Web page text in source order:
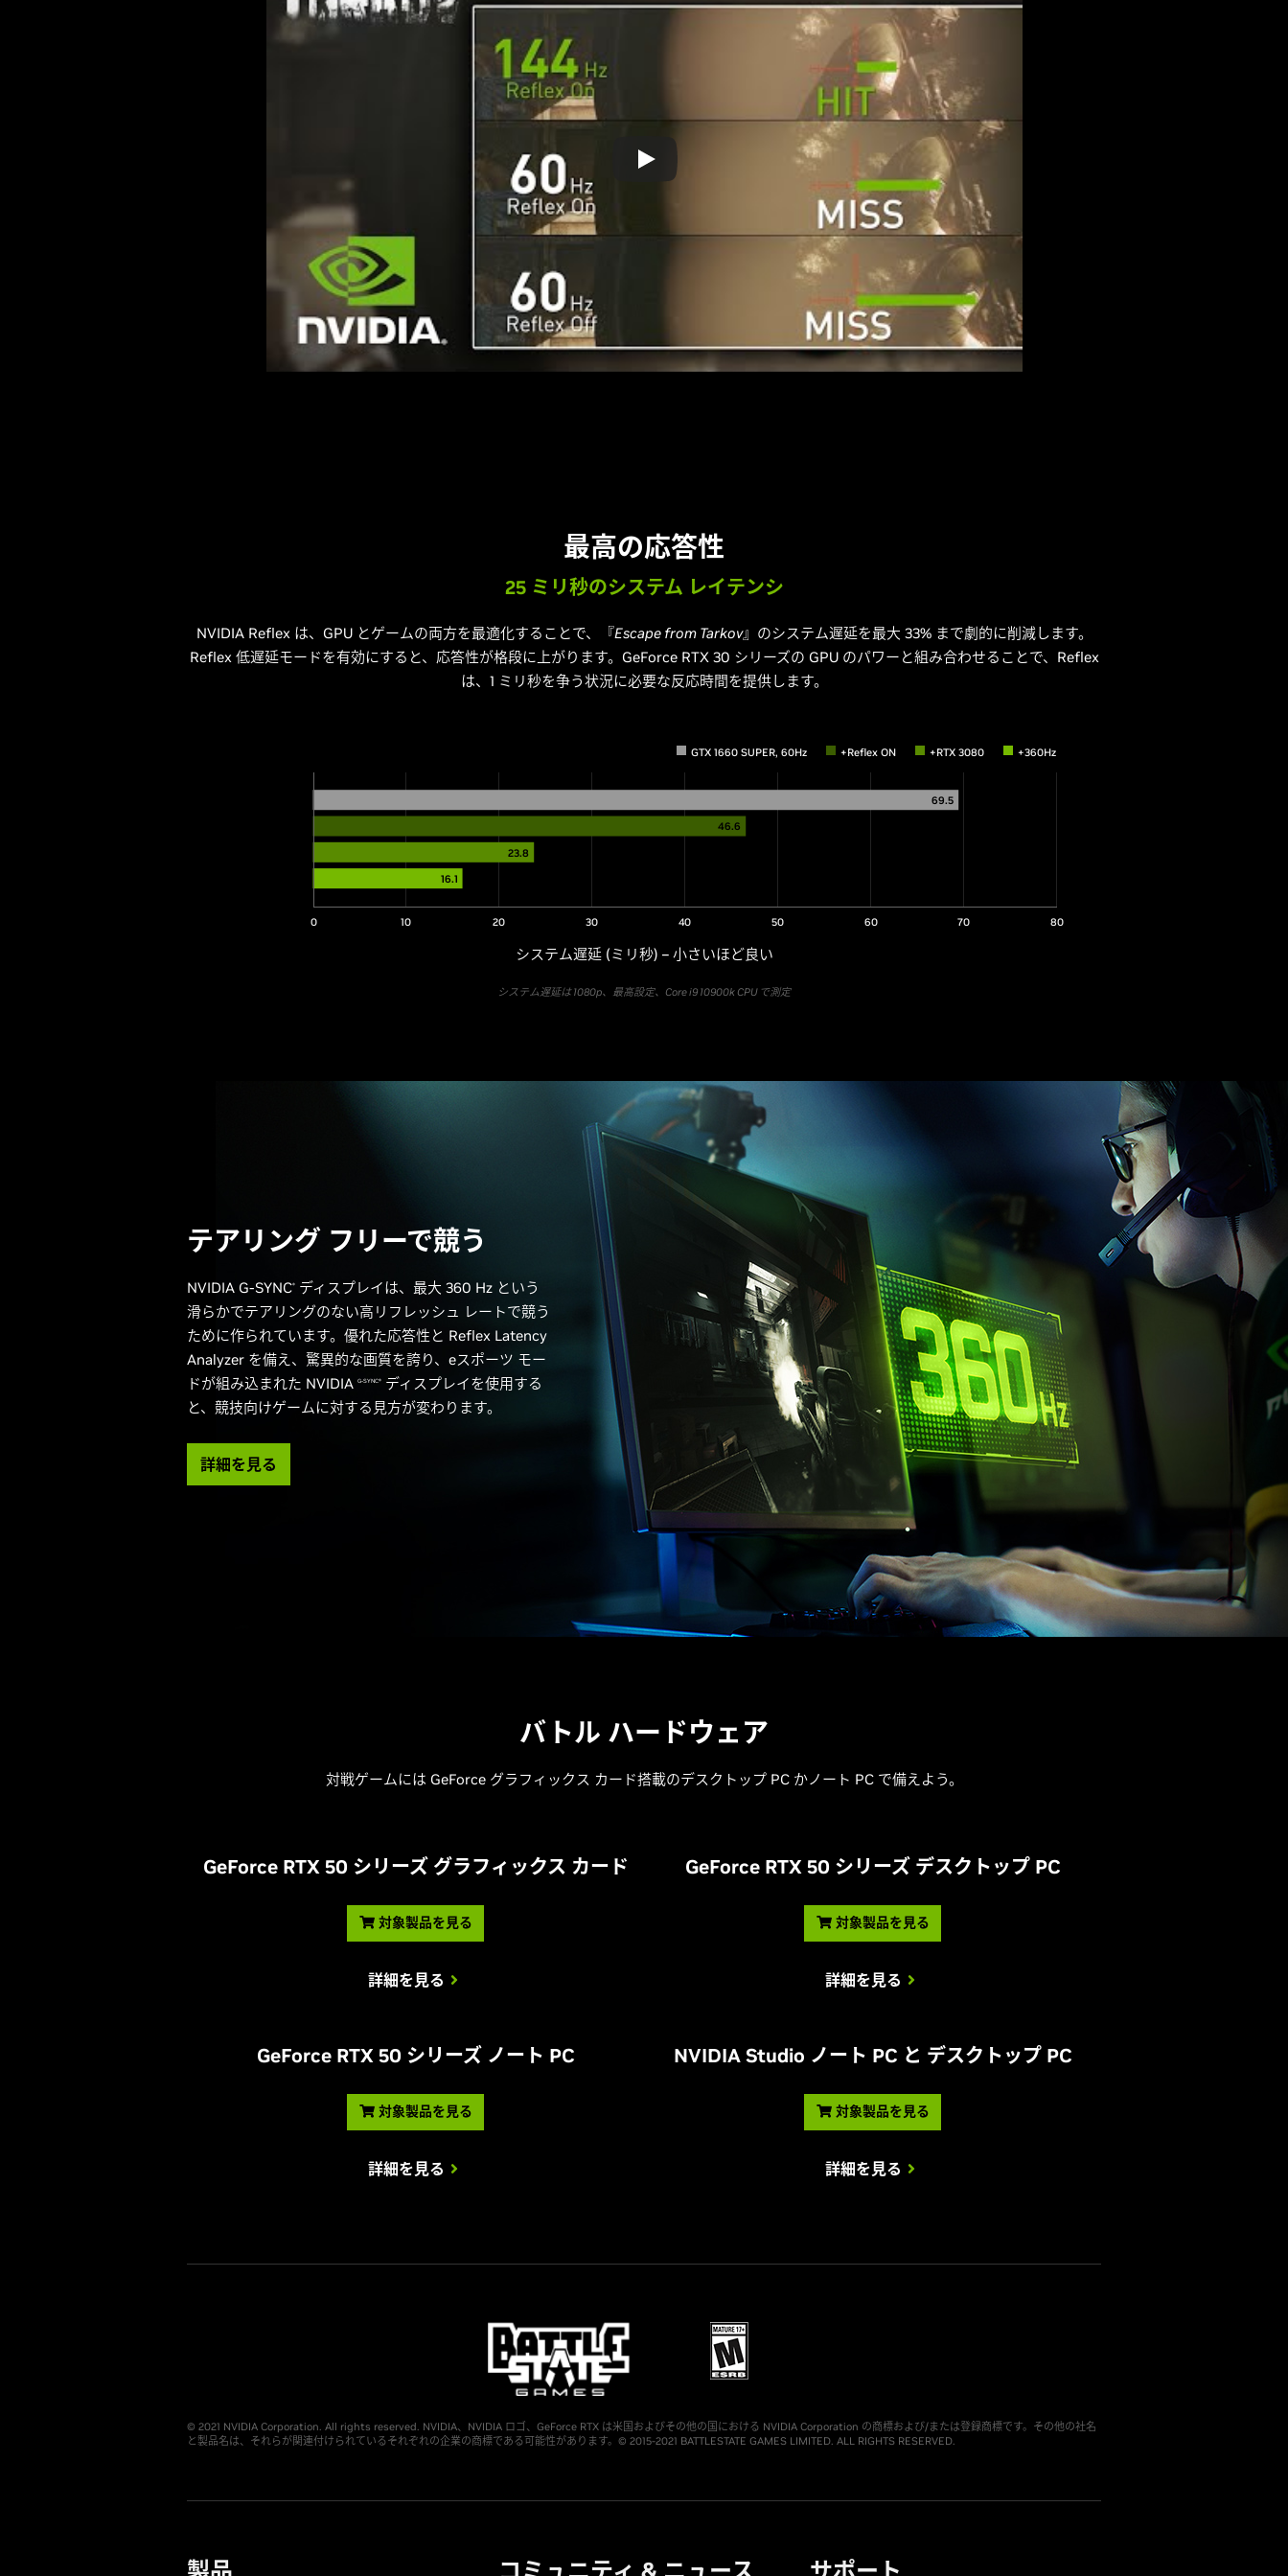
最高の応答性
25 ミリ秒のシステム レイテンシ
NVIDIA Reflex は、GPU とゲームの両方を最適化することで、『Escape from Tarkov』のシステム遅延を最大 33% まで劇的に削減します。
Reflex 低遅延モードを有効にすると、応答性が格段に上がります。GeForce RTX 30 シリーズの GPU のパワーと組み合わせることで、Reflex
は、1 ミリ秒を争う状況に必要な反応時間を提供します。
GTX 1660 SUPER, 60Hz +Reflex ON +RTX 3080 +360Hz
0 10 20 30 40 50 60 70 80
69.5
46.6
23.8
16.1
システム遅延 (ミリ秒) – 小さいほど良い
システム遅延は 1080p、最高設定、Core i9 10900k CPU で測定
テアリング フリーで競う
NVIDIA G-SYNC®
ディスプレイは、最大 360 Hz という
滑らかでテアリングのない高リフレッシュ レートで競う
ために作られています。優れた応答性と Reflex Latency
Analyzer を備え、驚異的な画質を誇り、eスポーツ モー
ドが組み込まれた NVIDIA G-SYNC®
ディスプレイを使用する
と、競技向けゲームに対する見方が変わります。
詳細を見る
バトル ハードウェア
対戦ゲームには GeForce グラフィックス カード搭載のデスクトップ PC かノート PC で備えよう。
GeForce RTX 50 シリーズ グラフィックス カード
対象製品を見る
詳細を見る
GeForce RTX 50 シリーズ デスクトップ PC
対象製品を見る
詳細を見る
GeForce RTX 50 シリーズ ノート PC
対象製品を見る
詳細を見る
NVIDIA Studio ノート PC と デスクトップ PC
対象製品を見る
詳細を見る
© 2021 NVIDIA Corporation. All rights reserved. NVIDIA、NVIDIA ロゴ、GeForce RTX は米国およびその他の国における NVIDIA Corporation の商標および/または登録商標です。その他の社名
と製品名は、それらが関連付けられているそれぞれの企業の商標である可能性があります。© 2015-2021 BATTLESTATE GAMES LIMITED. ALL RIGHTS RESERVED.